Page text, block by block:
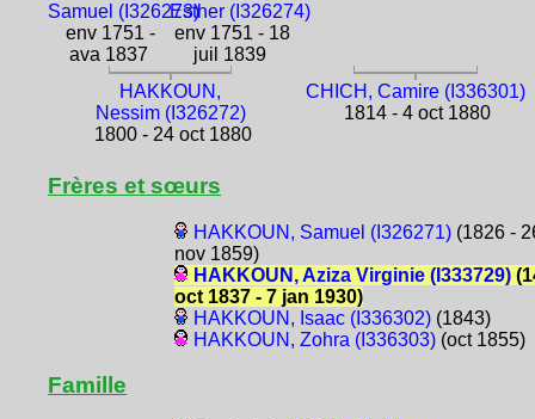
Samuel (I326273)
env 1751 -
ava 1837
Esther (I326274)
env 1751 - 18
juil 1839
HAKKOUN,
Nessim (I326272)
1800 - 24 oct 1880
CHICH, Camire (I336301)
1814 - 4 oct 1880
Frères et sœurs
HAKKOUN, Samuel (I326271)(1826 -
nov 1859)
HAKKOUN, Aziza Virginie (I333729)
oct 1837 - 7 jan 1930)
HAKKOUN, Isaac (I336302)(1843)
HAKKOUN, Zohra (I336303)(oct 1855)
Famille